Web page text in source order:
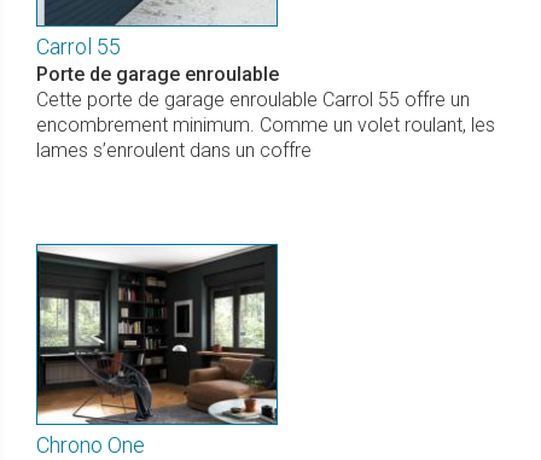
Carrol 55
Porte de garage enroulable
Cette porte de garage enroulable Carrol 55 offre un
encombrement minimum. Comme un volet roulant, les
lames s’enroulent dans un coffre
Chrono One